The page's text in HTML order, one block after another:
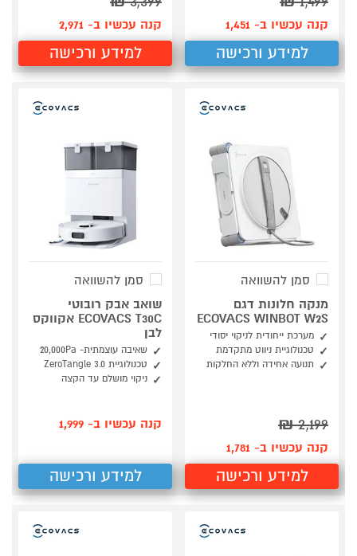
קנה עכשיו ב- 1,451
למידע ורכישה
קנה עכשיו ב- 2,971
למידע ורכישה
סמן להשוואה
מנקה חלונות דגם
ECOVACS WINBOT W2S
מערכת ייחודית לניקוי יסודי
טכנולוגיית ניווט מתקדמת
תנועה אחידה וללא החלקות
2,199
₪
קנה עכשיו ב- 1,781
למידע ורכישה
סמן להשוואה
שואב אבק רובוטי
ECOVACS T30C אקווקס
לבן
שאיבה עוצמתית- 20,000Pa
טכנולוגיית ZeroTangle 3.0
ניקוי מושלם עד הקצה
קנה עכשיו ב- 1,999
למידע ורכישה